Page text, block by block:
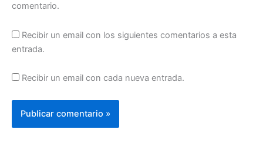
comentario.
Recibir un email con los siguientes comentarios a esta
entrada.
Recibir un email con cada nueva entrada.